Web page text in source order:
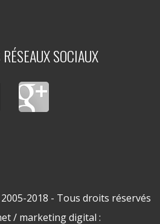
SOCIAUX
2018 - Tous droits réservés
/ marketing digital :